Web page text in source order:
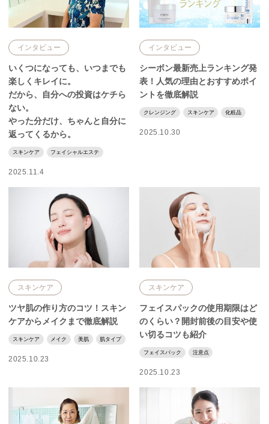
インタビュー
いくつになっても、いつまでも
楽しくキレイに。
だから、自分への投資はケチら
ない。
やった分だけ、ちゃんと自分に
返ってくるから。
スキンケア フェイシャルエステ
2025.11.4
インタビュー
シーボン最新売上ランキング発
表！人気の理由とおすすめポイ
ントを徹底解説
クレンジング スキンケア 化粧品
2025.10.30
スキンケア
ツヤ肌の作り方のコツ！スキン
ケアからメイクまで徹底解説
スキンケア メイク 美肌 肌タイプ
2025.10.23
スキンケア
フェイスパックの使用期限はど
のくらい？開封前後の目安や使
い切るコツも紹介
フェイスパック 注意点
2025.10.23